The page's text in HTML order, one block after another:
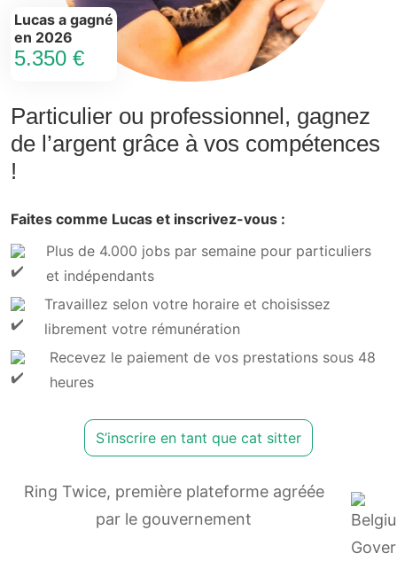
Particulier ou professionnel, gagnez
de l’argent grâce à vos compétences
!
Faites comme Lucas et inscrivez-vous :
Plus de 4.000 jobs par semaine pour particuliers
et indépendants
Travaillez selon votre horaire et choisissez
librement votre rémunération
Recevez le paiement de vos prestations sous 48
heures
S’inscrire en tant que cat sitter
Lucas a gagné
en 2026
5.350 €
Ring Twice, première plateforme agréée
par le gouvernement